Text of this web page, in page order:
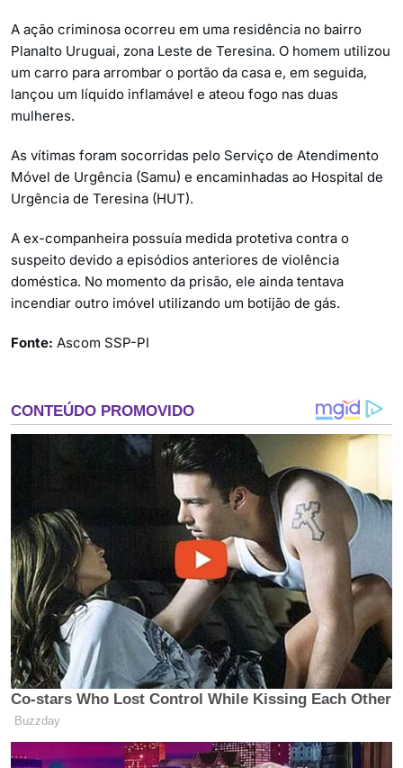
A ação criminosa ocorreu em uma residência no bairro
Planalto Uruguai, zona Leste de Teresina. O homem utilizou
um carro para arrombar o portão da casa e, em seguida,
lançou um líquido inflamável e ateou fogo nas duas
mulheres.
As vítimas foram socorridas pelo Serviço de Atendimento
Móvel de Urgência (Samu) e encaminhadas ao Hospital de
Urgência de Teresina (HUT).
A ex-companheira possuía medida protetiva contra o
suspeito devido a episódios anteriores de violência
doméstica. No momento da prisão, ele ainda tentava
incendiar outro imóvel utilizando um botijão de gás.
Fonte: Ascom SSP-PI